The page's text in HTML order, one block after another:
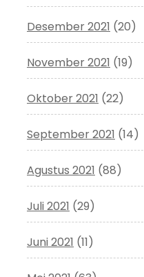
Desember 2021 (20)
November 2021 (19)
Oktober 2021 (22)
September 2021 (14)
Agustus 2021 (88)
Juli 2021 (29)
Juni 2021 (11)